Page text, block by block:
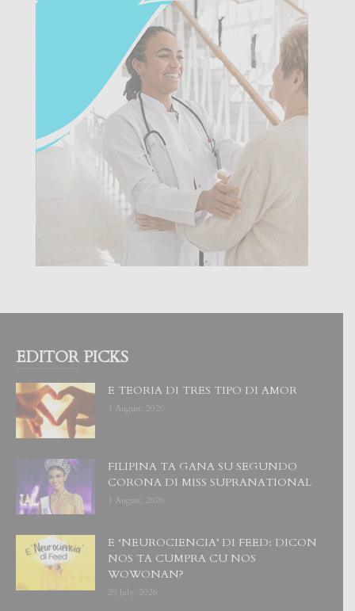
EDITOR PICKS
E TEORIA DI TRES TIPO DI AMOR
4 August, 2026
FILIPINA TA GANA SU SEGUNDO
CORONA DI MISS SUPRANATIONAL
1 August, 2026
E ‘NEUROCIENCIA’ DI FEED: DICON
NOS TA CUMPRA CU NOS
WOWONAN?
29 July, 2026